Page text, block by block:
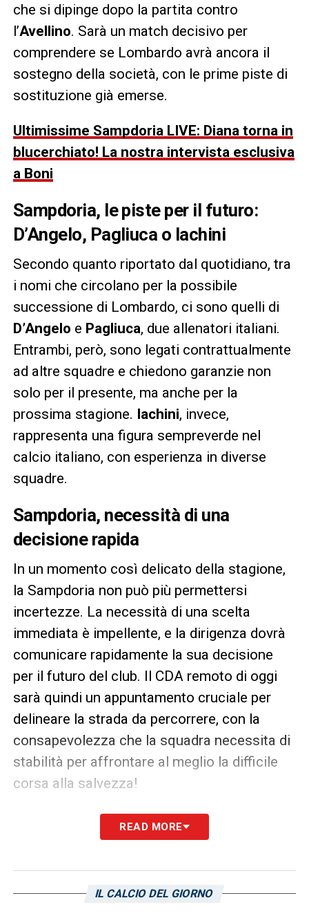
che si dipinge dopo la partita contro
l’Avellino. Sarà un match decisivo per
comprendere se Lombardo avrà ancora il
sostegno della società, con le prime piste di
sostituzione già emerse.
Ultimissime Sampdoria LIVE: Diana torna in
blucerchiato! La nostra intervista esclusiva
a Boni
Sampdoria, le piste per il futuro:
D’Angelo, Pagliuca o Iachini
Secondo quanto riportato dal quotidiano, tra
i nomi che circolano per la possibile
successione di Lombardo, ci sono quelli di
D’Angelo e Pagliuca, due allenatori italiani.
Entrambi, però, sono legati contrattualmente
ad altre squadre e chiedono garanzie non
solo per il presente, ma anche per la
prossima stagione. Iachini, invece,
rappresenta una figura sempreverde nel
calcio italiano, con esperienza in diverse
squadre.
Sampdoria, necessità di una
decisione rapida
In un momento così delicato della stagione,
la Sampdoria non può più permettersi
incertezze. La necessità di una scelta
immediata è impellente, e la dirigenza dovrà
comunicare rapidamente la sua decisione
per il futuro del club. Il CDA remoto di oggi
sarà quindi un appuntamento cruciale per
delineare la strada da percorrere, con la
consapevolezza che la squadra necessita di
stabilità per affrontare al meglio la difficile
corsa alla salvezza!
READ MORE
IL CALCIO DEL GIORNO